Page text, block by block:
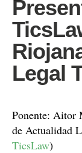
Legal
Ponente: Aitor
de Actualidad
TicsLaw)